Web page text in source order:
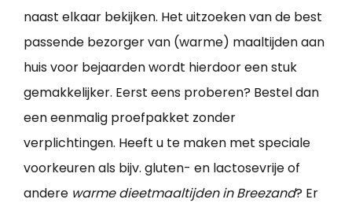
naast elkaar bekijken. Het uitzoeken van de best
passende bezorger van (warme) maaltijden aan
huis voor bejaarden wordt hierdoor een stuk
gemakkelijker. Eerst eens proberen? Bestel dan
een eenmalig proefpakket zonder
verplichtingen. Heeft u te maken met speciale
voorkeuren als bijv. gluten- en lactosevrije of
andere warme dieetmaaltijden in Breezand? Er